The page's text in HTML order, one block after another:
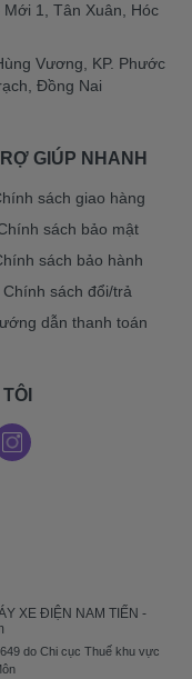
1, Tân Xuân, Hóc
Vương, KP. Phước
Đồng Nai
GIÚP NHANH
sách giao hàng
sách bảo mật
sách bảo hành
Chính sách đổi/trả
dẫn thanh toán
XE ĐIỆN NAM TIẾN -
do Chi cục Thuế khu vực